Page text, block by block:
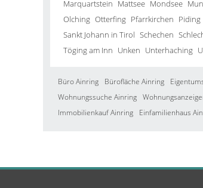
Marquartstein Mattsee Mondsee
Olching Otterfing Pfarrkirchen Piding
Sankt Johann in Tirol Schechen
Töging am Inn Unken Unterhaching
Büro Ainring Bürofläche Ainring
Wohnungssuche Ainring
Immobilienkauf Ainring
Einfamilienhaus